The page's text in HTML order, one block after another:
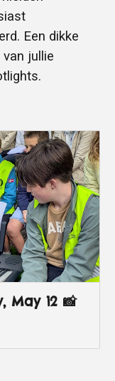
Een dikke
jullie
May 12 📸